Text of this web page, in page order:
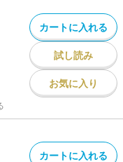
カートに入れる
試し読み
お気に入り
カートに入れる